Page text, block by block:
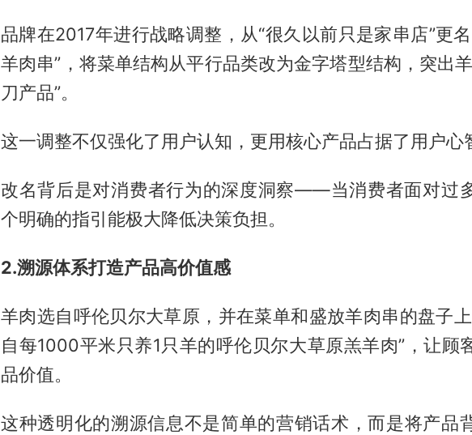
品牌在2017年进行战略调整，从“很久以前只是家串店”更
羊肉串”，将菜单结构从平行品类改为金字塔型结构，突出
刀产品”。
这一调整不仅强化了用户认知，更用核心产品占据了用户心
改名背后是对消费者行为的深度洞察——当消费者面对过
个明确的指引能极大降低决策负担。
2.溯源体系打造产品高价值感
羊肉选自呼伦贝尔大草原，并在菜单和盛放羊肉串的盘子
自每1000平米只养1只羊的呼伦贝尔大草原羔羊肉”，让顾
品价值。
这种透明化的溯源信息不是简单的营销话术，而是将产品